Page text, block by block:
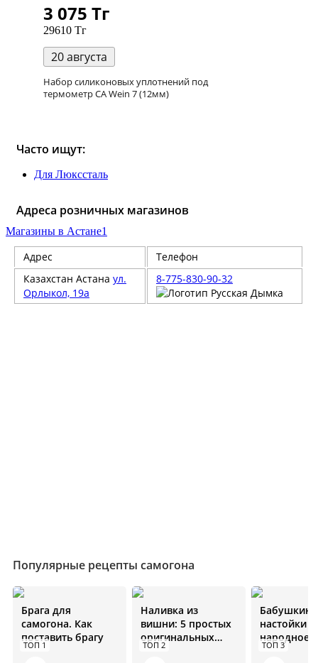
3 075 Тг
29610 Тг
20 августа
Набор силиконовых уплотнений под
термометр СА Wein 7 (12мм)
Часто ищут:
Для Люкссталь
Адреса розничных магазинов
Магазины в Астане1
Адрес
Телефон
Казахстан Астана ул.
Орлыкол, 19а
8-775-830-90-32
Популярные рецепты самогона
ТОП 1
Брага для
самогона. Как
поставить брагу
ТОП 2
Наливка из
вишни: 5 простых
оригинальных
рецептов
ТОП 3
Бабушкин
настойки
народное
средство